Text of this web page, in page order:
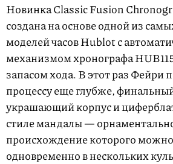
Новинка Classic Fusion
создана на основе одной из
моделей часов Hublot с
механизмом хронографа
запасом хода. В этот раз Фейри
процессу еще глубже,
украшающий корпус и
стиле мандалы —
происхождение которого
одновременно в нескольких